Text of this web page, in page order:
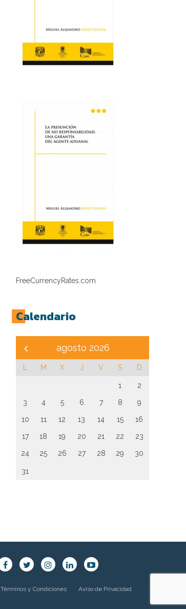
FreeCurrencyRates.com
Calendario
agosto 2026
M X J V S D
1 2
3 4 5 6 7 8 9
10 11 12 13 14 15 16
17 18 19 20 21 22 23
24 25 26 27 28 29 30
31
Términos y Condiciones Aviso de Privacidad